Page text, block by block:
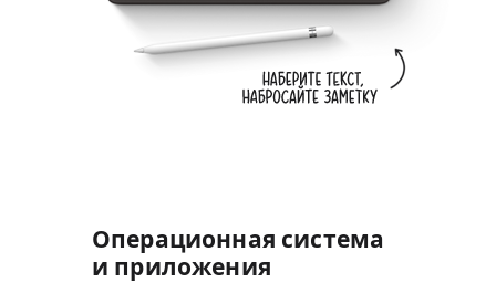
Операционная система
и приложения